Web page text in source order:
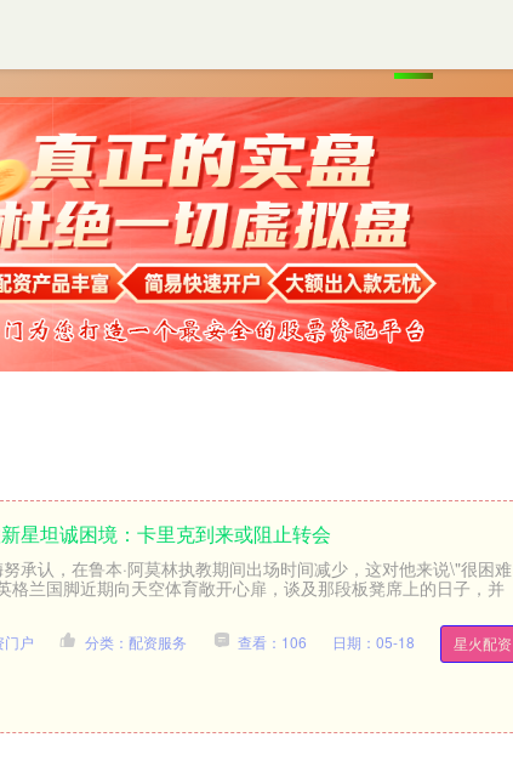
星坦诚困境：卡里克到来或阻止转会
努承认，在鲁本·阿莫林执教期间出场时间减少，这对他来说\"很困难
格兰国脚近期向天空体育敞开心扉，谈及那段板凳席上的日子，并
星火配资
门户 分类：配资服务 查看：106 日期：05-18